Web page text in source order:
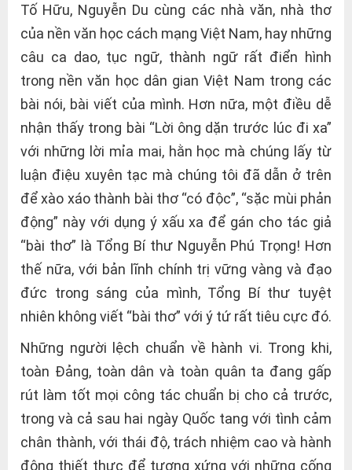
Tố Hữu, Nguyễn Du cùng các nhà văn, nhà thơ
của nền văn học cách mạng Việt Nam, hay những
câu ca dao, tục ngữ, thành ngữ rất điển hình
trong nền văn học dân gian Việt Nam trong các
bài nói, bài viết của mình. Hơn nữa, một điều dễ
nhận thấy trong bài “Lời ông dặn trước lúc đi xa”
với những lời mỉa mai, hằn học mà chúng lấy từ
luận điệu xuyên tạc mà chúng tôi đã dẫn ở trên
để xào xáo thành bài thơ “có độc”, “sặc mùi phản
động” này với dụng ý xấu xa để gán cho tác giả
“bài thơ” là Tổng Bí thư Nguyễn Phú Trọng! Hơn
thế nữa, với bản lĩnh chính trị vững vàng và đạo
đức trong sáng của mình, Tổng Bí thư tuyệt
nhiên không viết “bài thơ” với ý tứ rất tiêu cực đó.
Những người lệch chuẩn về hành vi. Trong khi,
toàn Đảng, toàn dân và toàn quân ta đang gấp
rút làm tốt mọi công tác chuẩn bị cho cả trước,
trong và cả sau hai ngày Quốc tang với tình cảm
chân thành, với thái độ, trách nhiệm cao và hành
động thiết thực để tương xứng với những cống